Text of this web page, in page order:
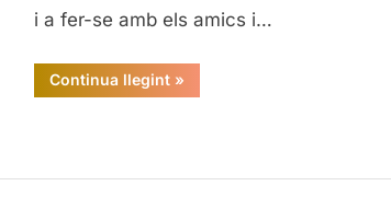
i a fer-se amb els amics i…
Continua llegint“Decàleg
per
»